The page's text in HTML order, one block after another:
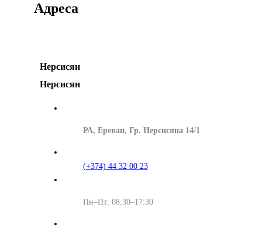
Адреса
Нерсисян
Нерсисян
РА, Ереван, Гр. Нерсисяна 14/1
(+374) 44 32 00 23
Пн–Пт: 08:30–17:30